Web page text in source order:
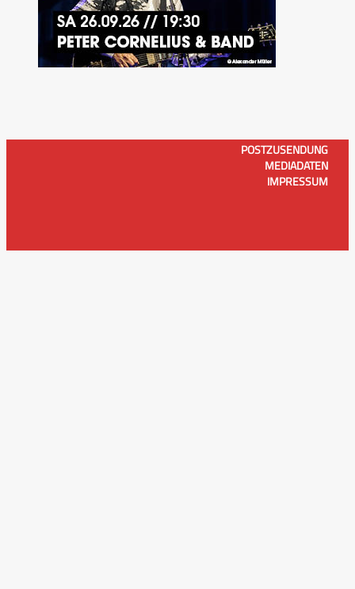
POSTZUSENDUNG
MEDIADATEN
IMPRESSUM